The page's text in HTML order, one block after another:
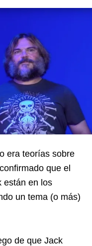
era teorías sobre
que el
están en los
un tema (o más)
de que Jack